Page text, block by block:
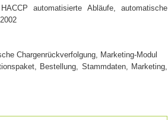
automatisierte Abläufe, automatische
Chargenrückverfolgung, Marketing-Modul
Bestellung, Stammdaten, Marketing,